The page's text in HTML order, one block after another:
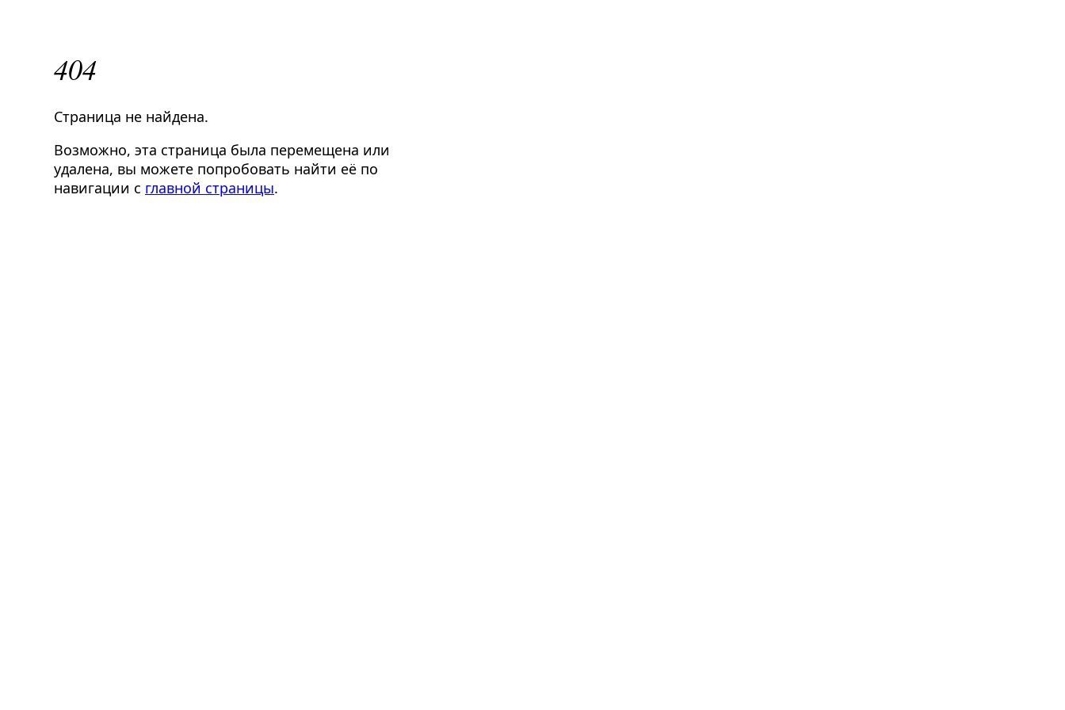
404
Страница не найдена.
Возможно, эта страница была перемещена или
удалена, вы можете попробовать найти её по
навигации с главной страницы.